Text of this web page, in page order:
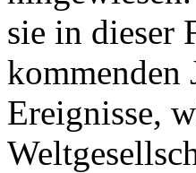
sie in dieser
kommenden
Ereignisse,